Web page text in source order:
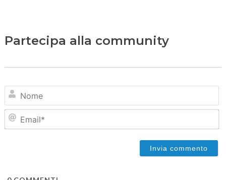
Partecipa alla community